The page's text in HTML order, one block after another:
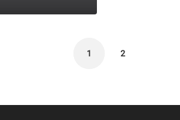
1 2